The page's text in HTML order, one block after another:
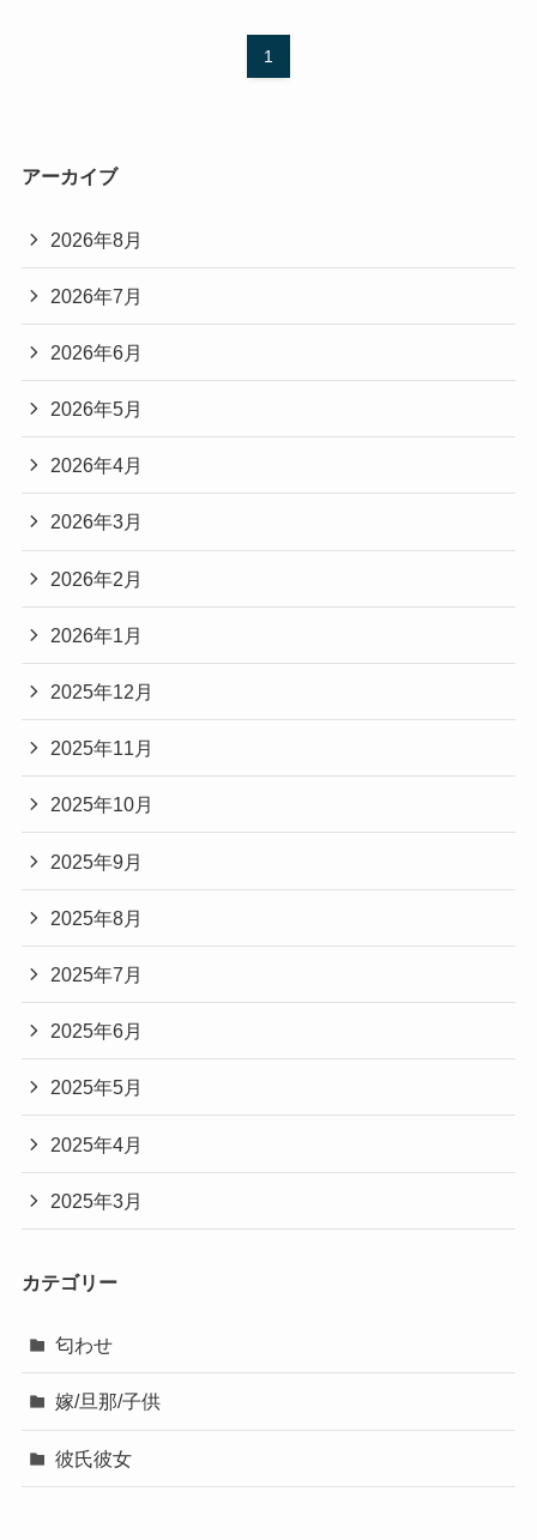
1
アーカイブ
2026年8月
2026年7月
2026年6月
2026年5月
2026年4月
2026年3月
2026年2月
2026年1月
2025年12月
2025年11月
2025年10月
2025年9月
2025年8月
2025年7月
2025年6月
2025年5月
2025年4月
2025年3月
カテゴリー
匂わせ
嫁/旦那/子供
彼氏彼女